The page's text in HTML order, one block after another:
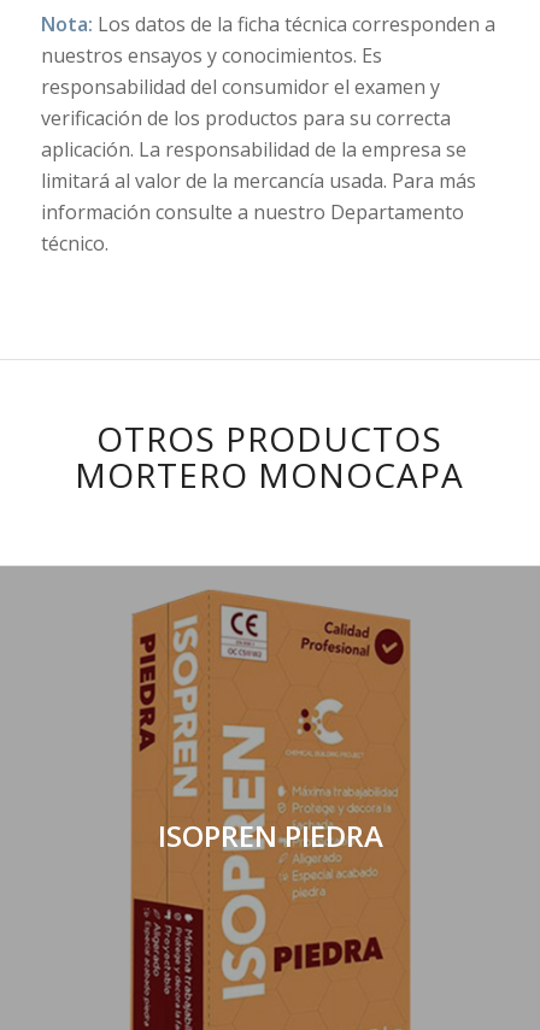
Nota: Los datos de la ficha técnica corresponden a
nuestros ensayos y conocimientos. Es
responsabilidad del consumidor el examen y
verificación de los productos para su correcta
aplicación. La responsabilidad de la empresa se
limitará al valor de la mercancía usada. Para más
información consulte a nuestro Departamento
técnico.
OTROS PRODUCTOS
MORTERO MONOCAPA
ISOPREN PIEDRA